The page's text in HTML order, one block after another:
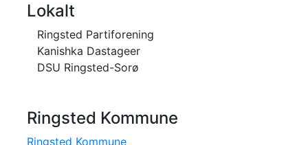
Lokalt
Ringsted Partiforening
Kanishka Dastageer
DSU Ringsted-Sorø
Ringsted Kommune
Ringsted Kommune